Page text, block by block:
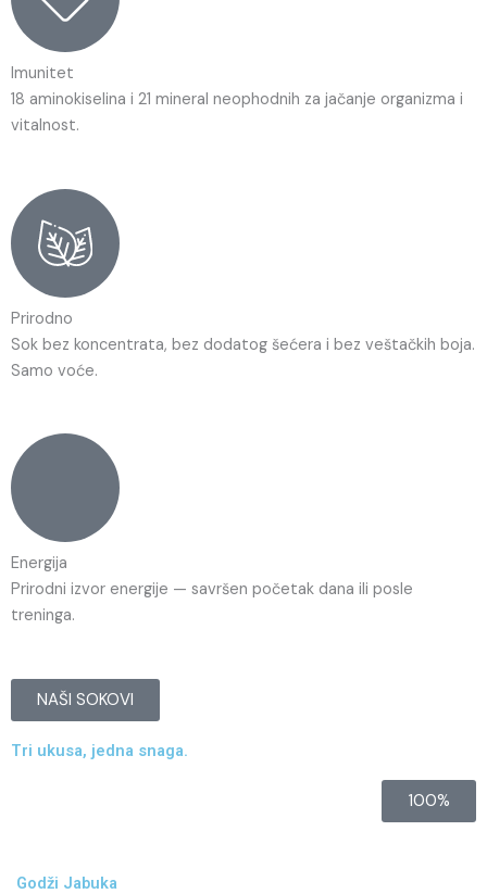
Imunitet
18 aminokiselina i 21 mineral neophodnih za jačanje organizma i
vitalnost.
Prirodno
Sok bez koncentrata, bez dodatog šećera i bez veštačkih boja.
Samo voće.
Energija
Prirodni izvor energije — savršen početak dana ili posle
treninga.
NAŠI SOKOVI
Tri ukusa, jedna snaga.
100%
Godži Jabuka